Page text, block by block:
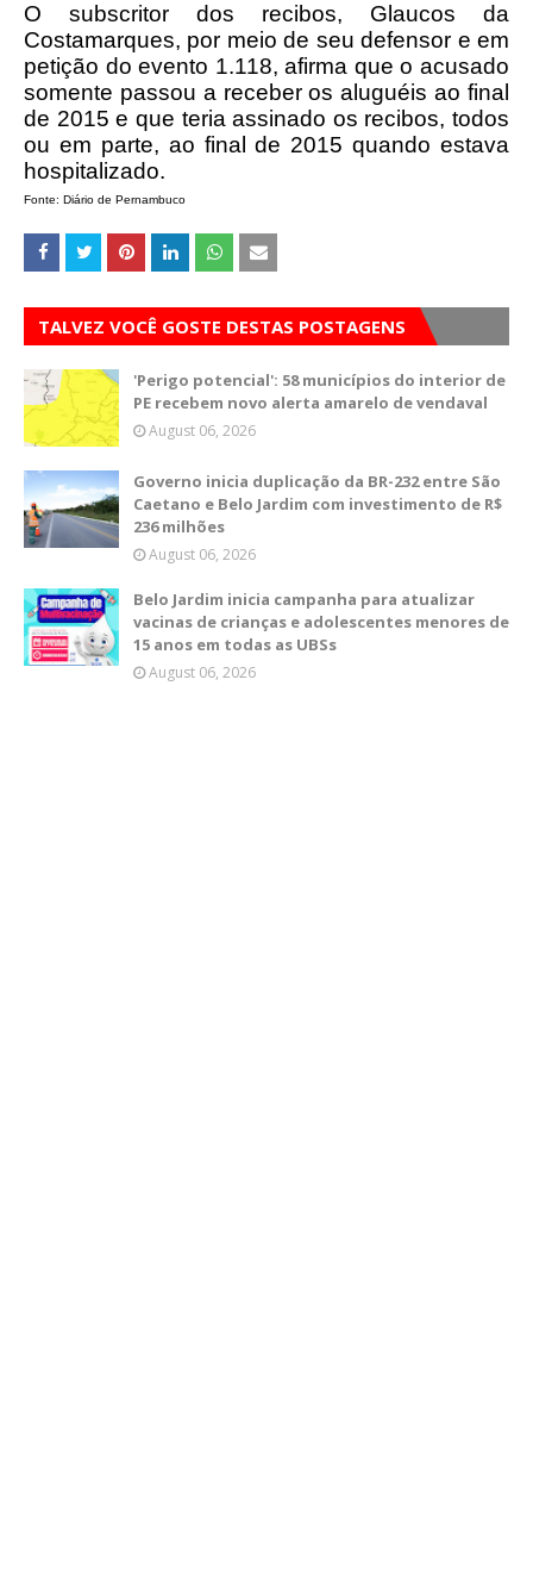
O subscritor dos recibos, Glaucos da
Costamarques, por meio de seu defensor e em
petição do evento 1.118, afirma que o acusado
somente passou a receber os aluguéis ao final
de 2015 e que teria assinado os recibos, todos
ou em parte, ao final de 2015 quando estava
hospitalizado.
Fonte: Diário de Pernambuco
TALVEZ VOCÊ GOSTE DESTAS POSTAGENS
'Perigo potencial': 58 municípios do interior de
PE recebem novo alerta amarelo de vendaval
August 06, 2026
Governo inicia duplicação da BR-232 entre São
Caetano e Belo Jardim com investimento de R$
236 milhões
August 06, 2026
Belo Jardim inicia campanha para atualizar
vacinas de crianças e adolescentes menores de
15 anos em todas as UBSs
August 06, 2026